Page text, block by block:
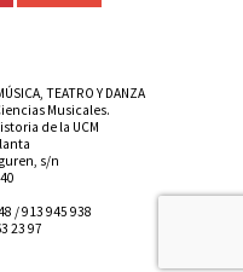
TEATRO Y DANZA
Musicales.
de la UCM
s/n
/913 945 938
23 97